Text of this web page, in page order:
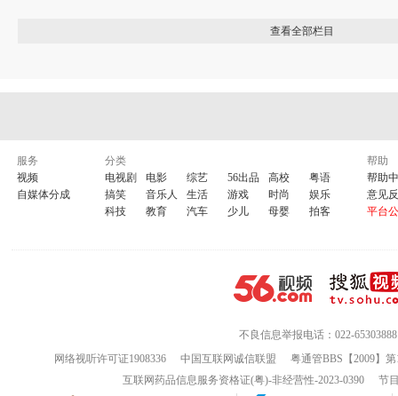
查看全部栏目
服务
视频
自媒体分成
分类
电视剧
电影 综艺 56出品 高校
粤语
搞笑
音乐人 生活 游戏 时尚
娱乐
科技
教育 汽车 少儿 母婴 拍客
帮助
帮助
意见
平台
不良信息举报电话：022-65303888
网络视听许可证1908336
中国互联网诚信联盟
粤通管BBS【2009】
互联网药品信息服务资格证(粤)-非经营性-2023-0390
节